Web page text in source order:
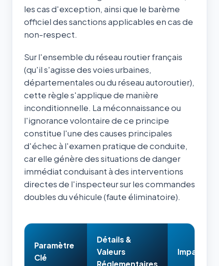
les cas d'exception, ainsi que le barème
officiel des sanctions applicables en cas de
non-respect.
Sur l'ensemble du réseau routier français
(qu'il s'agisse des voies urbaines,
départementales ou du réseau autoroutier),
cette règle s'applique de manière
inconditionnelle. La méconnaissance ou
l'ignorance volontaire de ce principe
constitue l'une des causes principales
d'échec à l'examen pratique de conduite,
car elle génère des situations de danger
immédiat conduisant à des interventions
directes de l'inspecteur sur les commandes
doubles du véhicule (faute éliminatoire).
Paramètre
Clé
Détails &
Valeurs
Réglementaires
Impact &